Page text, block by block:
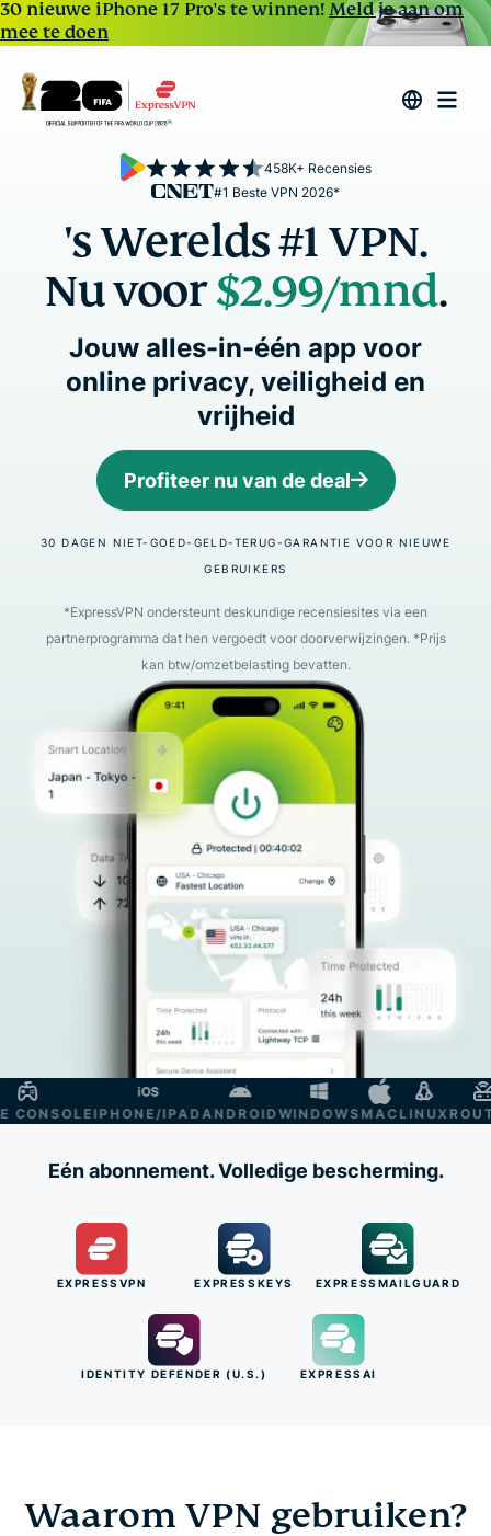
30 nieuwe iPhone 17 Pro's te winnen!Meld je aan om
mee te doen
#1 Beste VPN 2026*
458K+ Recensies
's Werelds #1 VPN.
Nu voor$2.99/mnd.
Jouw alles-in-één app voor
online privacy, veiligheid en
vrijheid
Profiteer nu van de deal
30 DAGEN NIET-GOED-GELD-TERUG-GARANTIE VOOR NIEUWE
GEBRUIKERS
*ExpressVPN ondersteunt deskundige recensiesites via een
partnerprogramma dat hen vergoedt voor doorverwijzingen. *Prijs
kan btw/omzetbelasting bevatten.
IPHONE/IPADANDROIDWINDOWSMACLINUX
Eén abonnement. Volledige bescherming.
EXPRESSVPN EXPRESSKEYS EXPRESSMAILGUARD
IDENTITY DEFENDER (U.S.) EXPRESSAI
Waarom VPN gebruiken?